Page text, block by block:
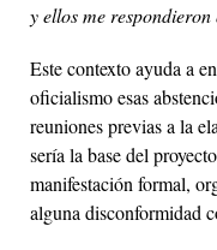
y ellos me
Este contexto ayuda a
oficialismo esas
reuniones previas a la
sería la base del
manifestación formal,
alguna disconformidad